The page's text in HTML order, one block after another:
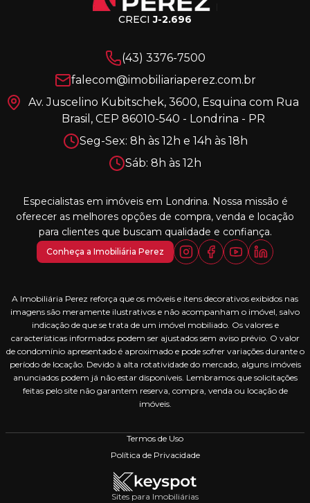
CRECIJ-2.696
(43) 3376-7500
falecom@imobiliariaperez.com.br
Av. Juscelino Kubitschek, 3600, Esquina com Rua
Brasil, CEP 86010-540 - Londrina - PR
Seg-Sex: 8h às 12h e 14h às 18h
Sáb: 8h às 12h
Especialistas em imóveis em Londrina. Nossa missão é
oferecer as melhores opções de compra, venda e locação
para clientes que buscam qualidade e confiança.
Conheça a Imobiliária Perez
A Imobiliária Perez reforça que os móveis e itens decorativos exibidos nas
imagens são meramente ilustrativos e não acompanham o imóvel, salvo
indicação de que se trata de um imóvel mobiliado. Os valores e
características informados podem ser ajustados sem aviso prévio. O valor
de condomínio apresentado é aproximado e pode sofrer variações durante o
período de locação. Devido à alta rotatividade do mercado, alguns imóveis
anunciados podem já não estar disponíveis. Lembramos que solicitações
feitas pelo site não garantem reserva, compra, venda ou locação de
imóveis.
Termos de Uso
Política de Privacidade
Sites para Imobiliárias